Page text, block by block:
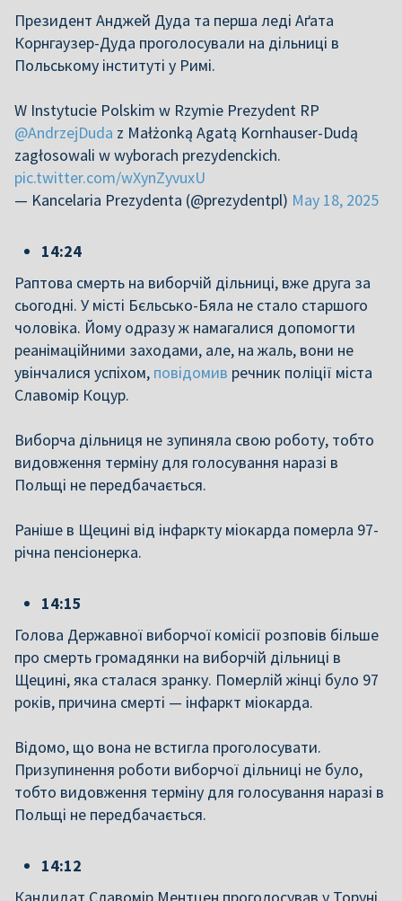
Президент Анджей Дуда та перша леді Аґата
Корнгаузер-Дуда проголосували на дільниці в
Польському інституті у Римі.
W Instytucie Polskim w Rzymie Prezydent RP
@AndrzejDuda z Małżonką Agatą Kornhauser-Dudą
zagłosowali w wyborach prezydenckich.
pic.twitter.com/wXynZyvuxU
— Kancelaria Prezydenta (@prezydentpl) May 18, 2025
14:24
Раптова смерть на виборчій дільниці, вже друга за
сьогодні. У місті Бєльсько-Бяла не стало старшого
чоловіка. Йому одразу ж намагалися допомогти
реанімаційними заходами, але, на жаль, вони не
увінчалися успіхом, повідомив речник поліції міста
Славомір Коцур.
Виборча дільниця не зупиняла свою роботу, тобто
видовження терміну для голосування наразі в
Польщі не передбачається.
Раніше в Щецині від інфаркту міокарда померла 97-
річна пенсіонерка.
14:15
Голова Державної виборчої комісії розповів більше
про смерть громадянки на виборчій дільниці в
Щецині, яка сталася зранку. Померлій жінці було 97
років, причина смерті — інфаркт міокарда.
Відомо, що вона не встигла проголосувати.
Призупинення роботи виборчої дільниці не було,
тобто видовження терміну для голосування наразі в
Польщі не передбачається.
14:12
Кандидат Славомір Ментцен проголосував у Торуні.